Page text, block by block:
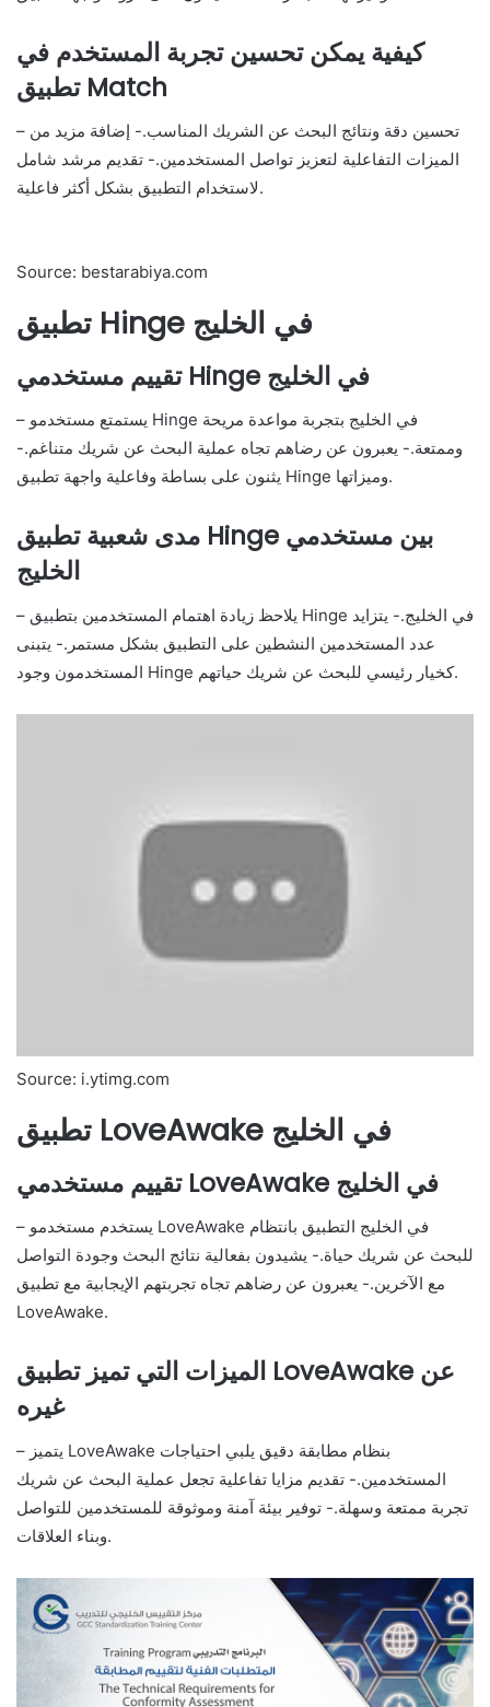
كيفية يمكن تحسين تجربة المستخدم في
تطبيق Match
– تحسين دقة ونتائج البحث عن الشريك المناسب.- إضافة مزيد من
الميزات التفاعلية لتعزيز تواصل المستخدمين.- تقديم مرشد شامل
لاستخدام التطبيق بشكل أكثر فاعلية.
Source: bestarabiya.com
تطبيق Hinge في الخليج
تقييم مستخدمي Hinge في الخليج
– يستمتع مستخدمو Hinge في الخليج بتجربة مواعدة مريحة
وممتعة.- يعبرون عن رضاهم تجاه عملية البحث عن شريك متناغم.-
يثنون على بساطة وفاعلية واجهة تطبيق Hinge وميزاتها.
مدى شعبية تطبيق Hinge بين مستخدمي
الخليج
– يلاحظ زيادة اهتمام المستخدمين بتطبيق Hinge في الخليج.- يتزايد
عدد المستخدمين النشطين على التطبيق بشكل مستمر.- يتبنى
المستخدمون وجود Hinge كخيار رئيسي للبحث عن شريك حياتهم.
Source: i.ytimg.com
تطبيق LoveAwake في الخليج
تقييم مستخدمي LoveAwake في الخليج
– يستخدم مستخدمو LoveAwake في الخليج التطبيق بانتظام
للبحث عن شريك حياة.- يشيدون بفعالية نتائج البحث وجودة التواصل
مع الآخرين.- يعبرون عن رضاهم تجاه تجربتهم الإيجابية مع تطبيق
LoveAwake.
الميزات التي تميز تطبيق LoveAwake عن
غيره
– يتميز LoveAwake بنظام مطابقة دقيق يلبي احتياجات
المستخدمين.- تقديم مزايا تفاعلية تجعل عملية البحث عن شريك
تجربة ممتعة وسهلة.- توفير بيئة آمنة وموثوقة للمستخدمين للتواصل
وبناء العلاقات.